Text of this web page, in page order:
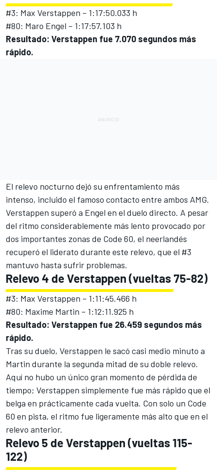
#3: Max Verstappen – 1:17:50.033 h
#80: Maro Engel – 1:17:57.103 h
Resultado: Verstappen fue 7.070 segundos más
rápido.
El relevo nocturno dejó su enfrentamiento más
intenso, incluido el famoso contacto entre ambos AMG.
Verstappen superó a Engel en el duelo directo. A pesar
del ritmo considerablemente más lento provocado por
dos importantes zonas de Code 60, el neerlandés
recuperó el liderato durante este relevo, que el #3
mantuvo hasta sufrir problemas.
Relevo 4 de Verstappen (vueltas 75-82)
#3: Max Verstappen – 1:11:45.466 h
#80: Maxime Martin – 1:12:11.925 h
Resultado: Verstappen fue 26.459 segundos más
rápido.
Tras su duelo, Verstappen le sacó casi medio minuto a
Martin durante la segunda mitad de su doble relevo.
Aquí no hubo un único gran momento de pérdida de
tiempo; Verstappen simplemente fue más rápido que el
belga en prácticamente cada vuelta. Con solo un Code
60 en pista, el ritmo fue ligeramente más alto que en el
relevo anterior.
Relevo 5 de Verstappen (vueltas 115-
122)